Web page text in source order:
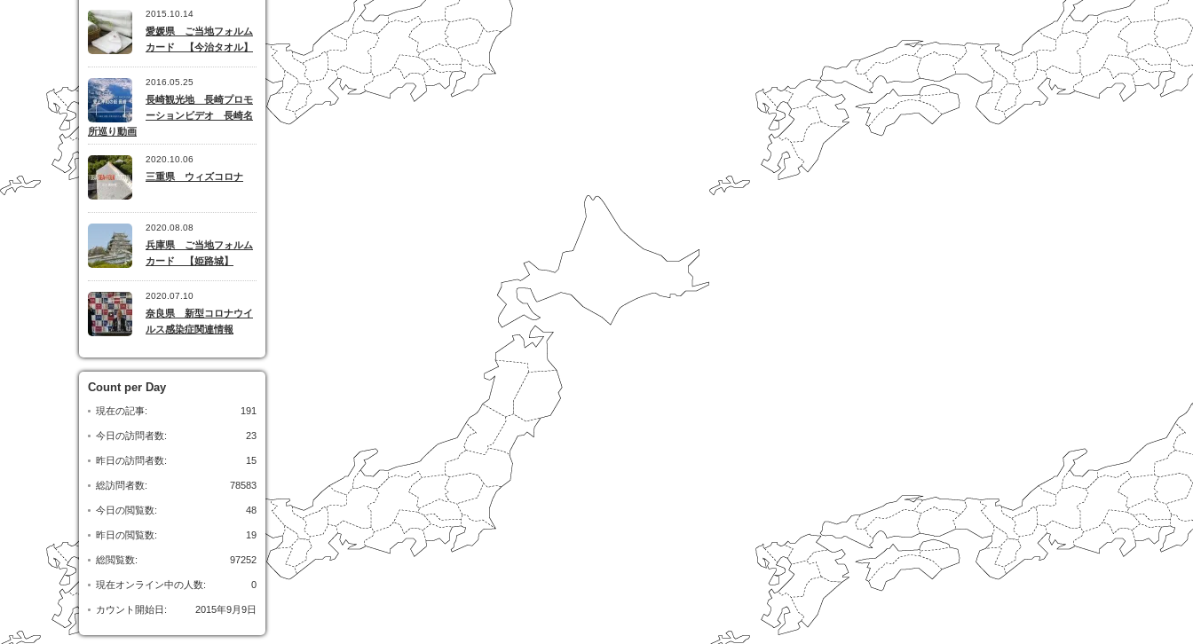
2015.10.14
愛媛県 ご当地フォルム
カード 【今治タオル】
2016.05.25
長崎観光地 長崎プロモ
ーションビデオ 長崎名
所巡り動画
2020.10.06
三重県 ウィズコロナ
2020.08.08
兵庫県 ご当地フォルム
カード 【姫路城】
2020.07.10
奈良県 新型コロナウイ
ルス感染症関連情報
Count per Day
191
現在の記事:
23
今日の訪問者数:
15
昨日の訪問者数:
78583
総訪問者数:
48
今日の閲覧数:
19
昨日の閲覧数:
97252
総閲覧数:
0
現在オンライン中の人数:
2015年9月9日
カウント開始日: